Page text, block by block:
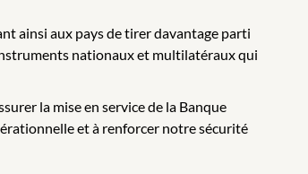
ainsi aux pays de tirer davantage parti
nationaux et multilatéraux qui
la mise en service de la Banque
et à renforcer notre sécurité